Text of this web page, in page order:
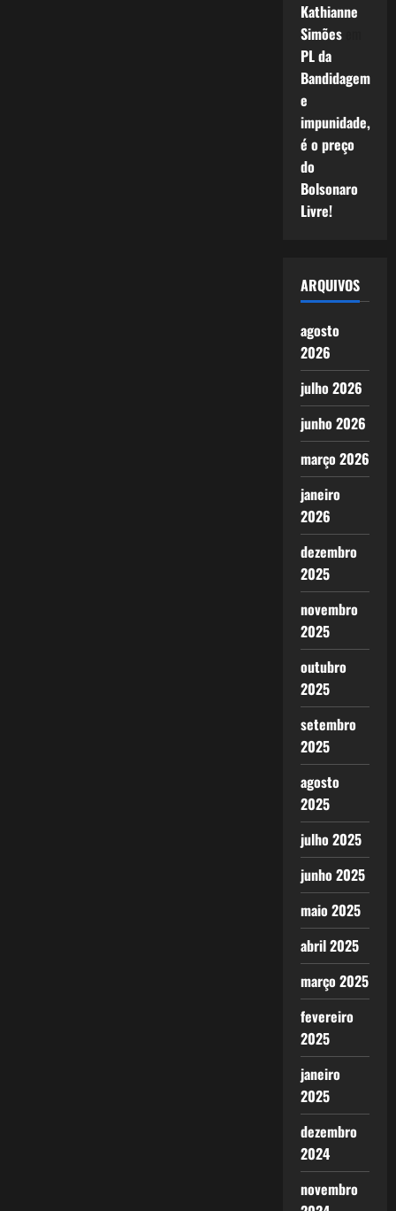
Kathianne
Simõesem
PL da
Bandidagem
e
impunidade,
é o preço
do
Bolsonaro
Livre!
ARQUIVOS
agosto
2026
julho 2026
junho 2026
março 2026
janeiro
2026
dezembro
2025
novembro
2025
outubro
2025
setembro
2025
agosto
2025
julho 2025
junho 2025
maio 2025
abril 2025
março 2025
fevereiro
2025
janeiro
2025
dezembro
2024
novembro